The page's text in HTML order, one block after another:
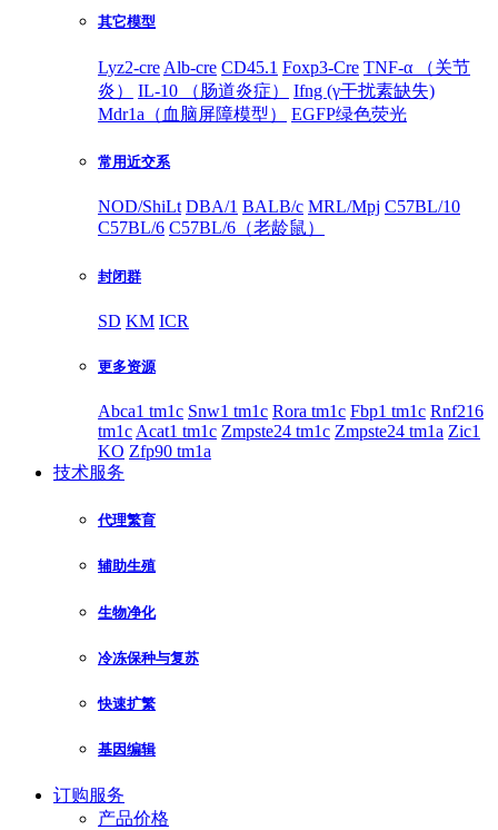
其它模型
Lyz2-cre Alb-cre CD45.1 Foxp3-Cre TNF-α （关节
炎）
IL-10 （肠道炎症）
Ifng (γ干扰素缺失)
Mdr1a（血脑屏障模型）
EGFP绿色荧光
常用近交系
NOD/ShiLt DBA/1 BALB/c MRL/Mpj C57BL/10
C57BL/6 C57BL/6（老龄鼠）
封闭群
SD KM ICR
更多资源
Abca1 tm1c Snw1 tm1c Rora tm1c Fbp1 tm1c Rnf216
tm1c Acat1 tm1c Zmpste24 tm1c Zmpste24 tm1a Zic1
KO Zfp90 tm1a
技术服务
代理繁育
辅助生殖
生物净化
冷冻保种与复苏
快速扩繁
基因编辑
订购服务
产品价格